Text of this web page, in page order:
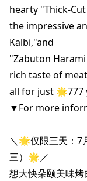
hearty "Thick-
the impressive
Kalbi,"and
"Zabuton
rich taste of
all for just
▼For more
＼🌟仅限三天：7
三）🌟／
想大快朵颐美味